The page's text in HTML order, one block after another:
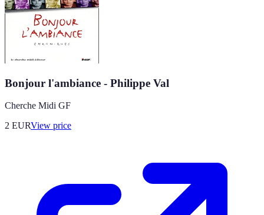
Bonjour l'ambiance - Philippe Val
Cherche Midi GF
2 EURView price